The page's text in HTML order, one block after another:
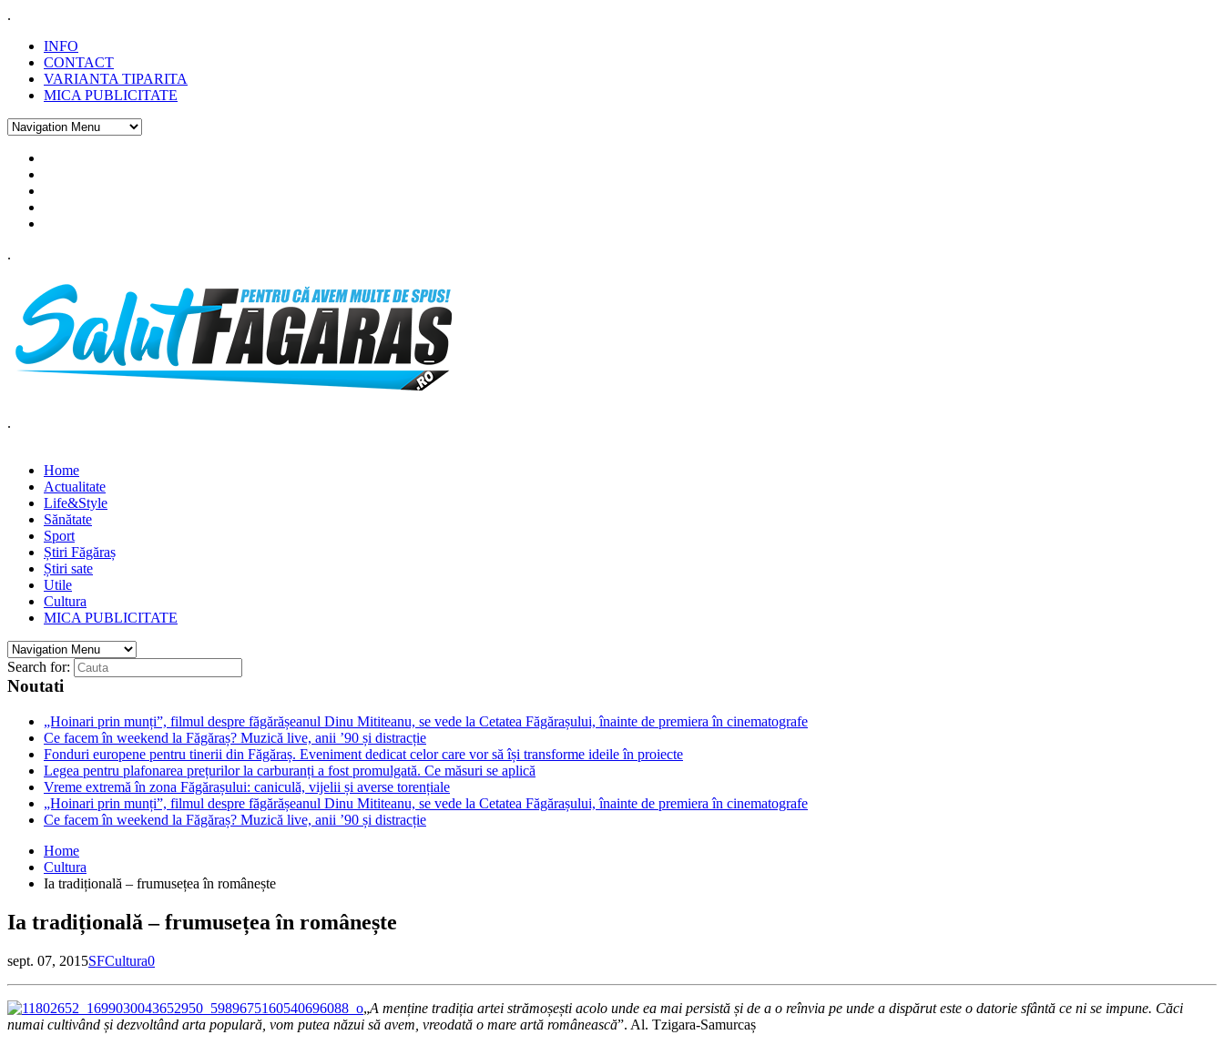
.
INFO
CONTACT
VARIANTA TIPARITA
MICA PUBLICITATE
.
.
Home
Actualitate
Life&Style
Sănătate
Sport
Știri Făgăraș
Știri sate
Utile
Cultura
MICA PUBLICITATE
Search for:
Noutati
„Hoinari prin munți”, filmul despre făgărășeanul Dinu Mititeanu, se vede la Cetatea Făgărașului, înainte de premiera în cinematografe
Ce facem în weekend la Făgăraș? Muzică live, anii ’90 și distracție
Fonduri europene pentru tinerii din Făgăraș. Eveniment dedicat celor care vor să își transforme ideile în proiecte
Legea pentru plafonarea prețurilor la carburanți a fost promulgată. Ce măsuri se aplică
Vreme extremă în zona Făgărașului: caniculă, vijelii și averse torențiale
„Hoinari prin munți”, filmul despre făgărășeanul Dinu Mititeanu, se vede la Cetatea Făgărașului, înainte de premiera în cinematografe
Ce facem în weekend la Făgăraș? Muzică live, anii ’90 și distracție
Home
Cultura
Ia tradițională – frumusețea în românește
Ia tradițională – frumusețea în românește
sept. 07, 2015SFCultura0
„A menține tradiția artei strămoșești acolo unde ea mai persistă și de a o reînvia pe unde a dispărut este o datorie sfântă ce ni se impune. Căci
numai cultivând și dezvoltând arta populară, vom putea năzui să avem, vreodată o mare artă românească”. Al. Tzigara-Samurcaș